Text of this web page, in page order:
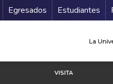
Secundario
Egresados Estudiantes
La
VISITA